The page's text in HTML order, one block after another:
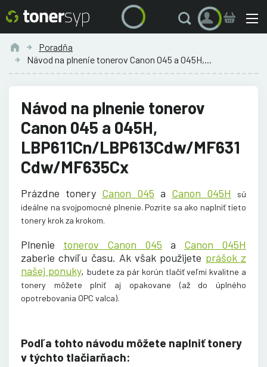
Poradňa
Návod na plnenie tonerov Canon 045 a 045H,...
Návod na plnenie tonerov
Canon 045 a 045H,
LBP611Cn/LBP613Cdw/MF631
Cdw/MF635Cx
Prázdne tonery Canon 045 a Canon 045H
sú
ideálne na svojpomocné plnenie. Pozrite sa ako naplniť tieto
tonery krok za krokom.
Plnenie tonerov Canon 045 a Canon 045H
zaberie chvíľu času. Ak však použijete prášok z
našej ponuky, budete za pár korún tlačiť veľmi kvalitne a
tonery môžete plniť aj opakovane (až do úplného
opotrebovania OPC valca).
Podľa tohto návodu môžete naplniť tonery
v týchto tlačiarňach: